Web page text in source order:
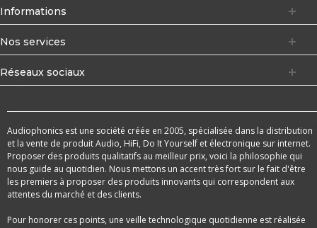
Informations
Nos services
Réseaux sociaux
Audiophonics est une société créée en 2005, spécialisée dans la distribution
et la vente de produit Audio, HiFi, Do It Yourself et électronique sur internet.
Proposer des produits qualitatifs au meilleur prix, voici la philosophie qui
nous guide au quotidien. Nous mettons un accent très fort sur le fait d'être
les premiers à proposer des produits innovants qui correspondent aux
attentes du marché et des clients.
Pour honorer ces points, une veille technologique quotidienne est réalisée